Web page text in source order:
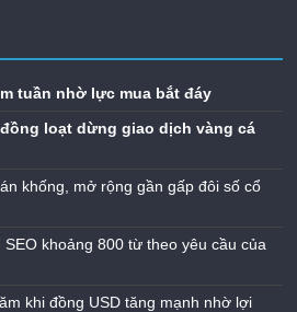
tuần nhờ lực mua bắt đáy
loạt dừng giao dịch vàng cá
khống, mở rộng gần gấp đôi số cổ
khoảng 800 từ theo yêu cầu của
khi đồng USD tăng mạnh nhờ lợi